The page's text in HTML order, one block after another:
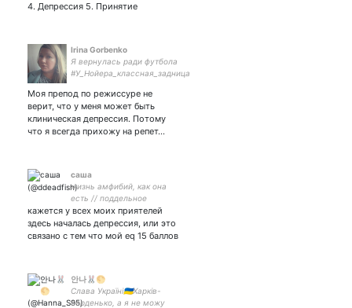
4. Депрессия 5. Принятие
Irina Gorbenko
Я вернулась ради футбола
#У_Нойера_классная_задница
Моя препод по режиссуре не
верит, что у меня может быть
клиническая депрессия. Потому
что я всегда прихожу на репет…
саша
жизнь амфибий, как она
есть // поддельное
востоковедение //
кажется у всех моих приятелей
здесь началась депрессия, или это
связано с тем что мой eq 15 баллов
안나🐰🌕
Слава Україні🇺🇦Харків-
серденько, а я не можу